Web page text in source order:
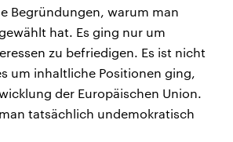
Begründungen, warum man
hat. Es ging nur um
zu befriedigen. Es ist nicht
um inhaltliche Positionen ging,
der Europäischen Union.
tatsächlich undemokratisch